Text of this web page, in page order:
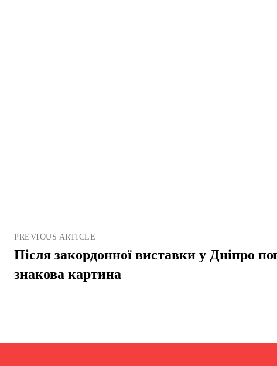
PREVIOUS ARTICLE
Після закордонної виставки у Дніпро
знакова картина